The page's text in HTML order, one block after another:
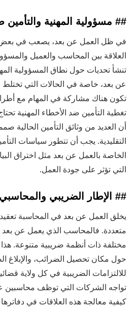
## مسؤولية المهنية والتأمين
في ظل العمل عن بعد، يصعب في بعض
العلاقة بين المحاسب والعميل
تنشأ تحديات حول نطاق المسؤولية
عن بعد، خاصة في الحالات التي تختلط
تكون هناك مشاركة في المهام مع
تغطية التأمين ضد الأخطاء المهنية
أن العديد من وثائق التأمين
التقليدية. يجب أن تتطور سياسات
الخاصة بالعمل عن بعد مثل اختراق
التي تؤثر على جودة العمل.
## الإطار الضريبي
يخلق العمل عن بعد في المحاسبة
متعددة. فالمحاسب الذي يعمل عن
مختلفة ذات أنظمة ضريبية متنوعة.
حول مكان تحصيل الضرائب، والإبلاغ
للالتزامات الضريبية في كل ولاية
تواجه الشركات التي توظف محاسبين
كيفية معالجة هذه العلاقات في دفاترها